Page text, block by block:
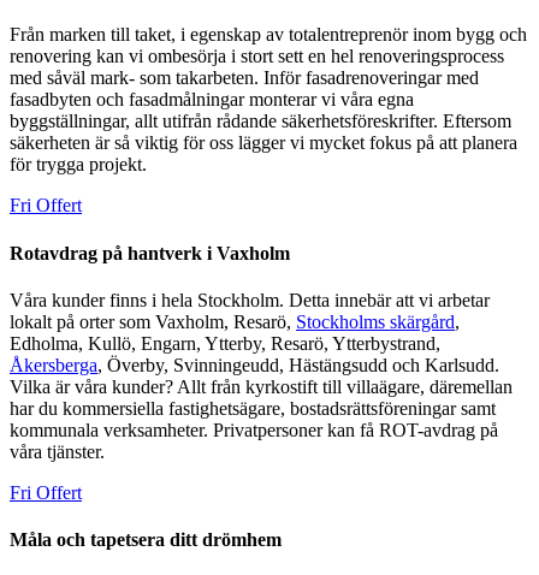
Från marken till taket, i egenskap av totalentreprenör inom bygg och
renovering kan vi ombesörja i stort sett en hel renoveringsprocess
med såväl mark- som takarbeten. Inför fasadrenoveringar med
fasadbyten och fasadmålningar monterar vi våra egna
byggställningar, allt utifrån rådande säkerhetsföreskrifter. Eftersom
säkerheten är så viktig för oss lägger vi mycket fokus på att planera
för trygga projekt.
Fri Offert
Rotavdrag på hantverk i Vaxholm
Våra kunder finns i hela Stockholm. Detta innebär att vi arbetar
lokalt på orter som Vaxholm, Resarö, Stockholms skärgård,
Edholma, Kullö, Engarn, Ytterby, Resarö, Ytterbystrand,
Åkersberga, Överby, Svinningeudd, Hästängsudd och Karlsudd.
Vilka är våra kunder? Allt från kyrkostift till villaägare, däremellan
har du kommersiella fastighetsägare, bostadsrättsföreningar samt
kommunala verksamheter. Privatpersoner kan få ROT-avdrag på
våra tjänster.
Fri Offert
Måla och tapetsera ditt drömhem